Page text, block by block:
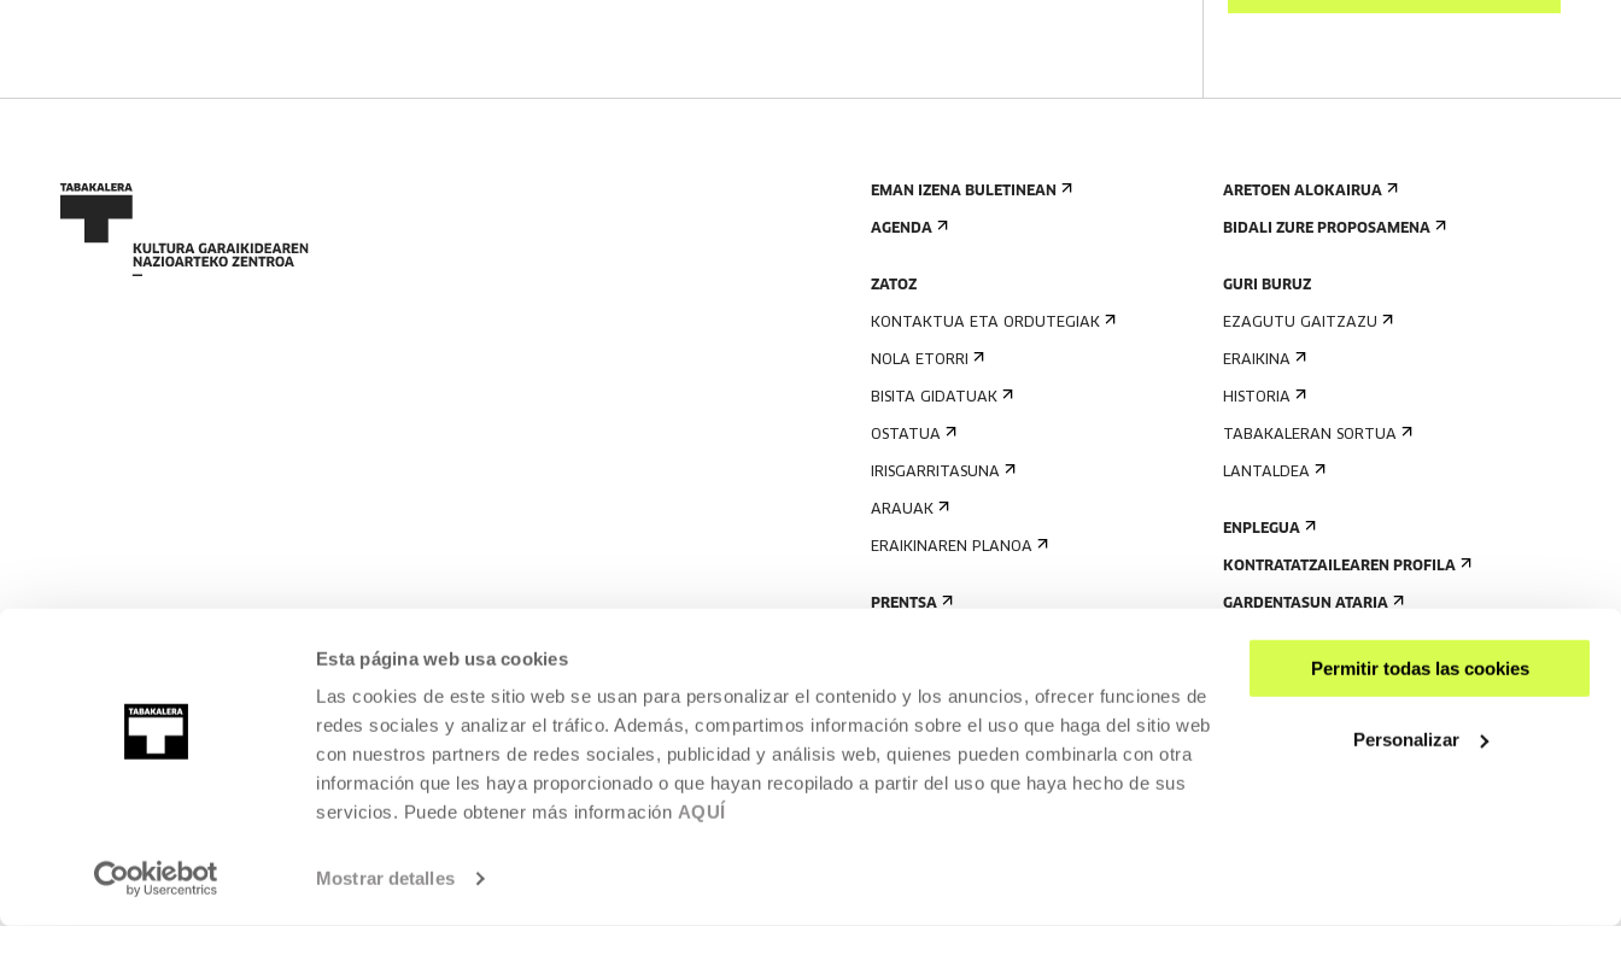
Esta página web usa cookies
Las cookies de este sitio web se usan para personalizar el contenido y los anuncios, ofrecer funciones de
redes sociales y analizar el tráfico. Además, compartimos información sobre el uso que haga del sitio web
con nuestros partners de redes sociales, publicidad y análisis web, quienes pueden combinarla con otra
información que les haya proporcionado o que hayan recopilado a partir del uso que haya hecho de sus
servicios. Puede obtener más información AQUÍ
Mostrar detalles
Permitir todas las cookies
Personalizar
EMAN IZENA BULETINEAN
AGENDA
ZATOZ
KONTAKTUA ETA ORDUTEGIAK
NOLA ETORRI
BISITA GIDATUAK
OSTATUA
IRISGARRITASUNA
ARAUAK
ERAIKINAREN PLANOA
PRENTSA
ARETOEN ALOKAIRUA
BIDALI ZURE PROPOSAMENA
GURI BURUZ
EZAGUTU GAITZAZU
ERAIKINA
HISTORIA
TABAKALERAN SORTUA
LANTALDEA
ENPLEGUA
KONTRATATZAILEAREN PROFILA
GARDENTASUN ATARIA
2026 TABAKALERA.
KULTURA GARAIKIDEAREN NAZIOARTEKO ZENTROA,